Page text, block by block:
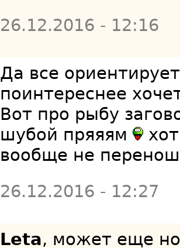
26.12.2016 - 12:16
Да все
поинтереснее
Вот про рыбу
шубой пряяям
вообще не
26.12.2016 - 12:27
Leta, может еще